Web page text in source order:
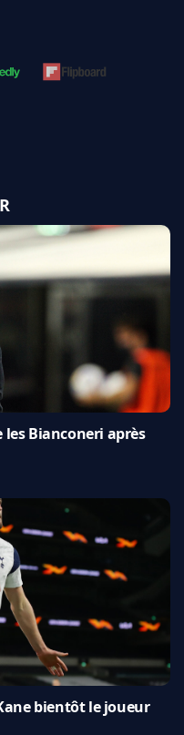
Bianconeri après
bientôt le joueur